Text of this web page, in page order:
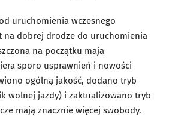
uruchomienia wczesnego
na dobrej drodze do uruchomienia
na początku maja
sporo usprawnień i nowości
ogólną jakość, dodano tryb
wolnej jazdy) i zaktualizowano tryb
mają znacznie więcej swobody.